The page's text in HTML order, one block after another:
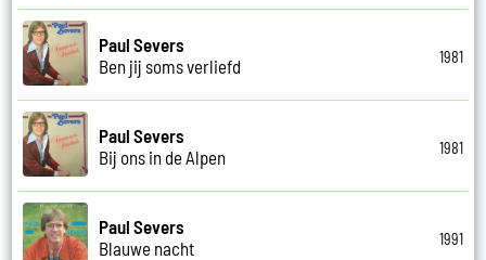
Paul Severs
Ben jij soms verliefd
1981
Paul Severs
Bij ons in de Alpen
1981
Paul Severs
Blauwe nacht
1991